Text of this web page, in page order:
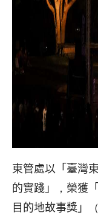
東管處以「臺灣
的實踐」，榮獲
目的地故事獎」